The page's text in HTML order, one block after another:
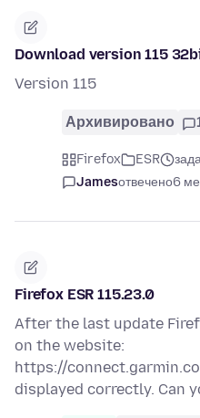
Download version 115
Version 115
Архивировано
Firefox ESR
Jamesотвечено6
Firefox ESR 115.23.0
After the last update
on the website:
https://
displayed correctly. Can